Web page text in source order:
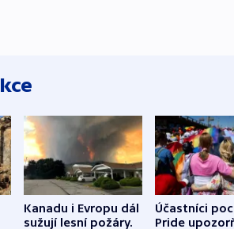
Kanadu i Evropu dál
sužují lesní požáry.
Účastníci
Pride